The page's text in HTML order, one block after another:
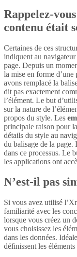
Rappelez-
contenu était
Certaines de ces
indiquent au navigateur
page. Depuis un
la mise en forme d’une
avons remplacé la
dit pas exactement
l’élément. Le but
sur la nature de
propos du style. Les em
principale raison pour
détails du style au
du balisage de la page.
dans ce processus. Le
les applications ont
N’est-il pas
Si vous avez utilisé
familiarité avec les
lorsque vous créez un
vous choisissez les
dans les données.
définissent les